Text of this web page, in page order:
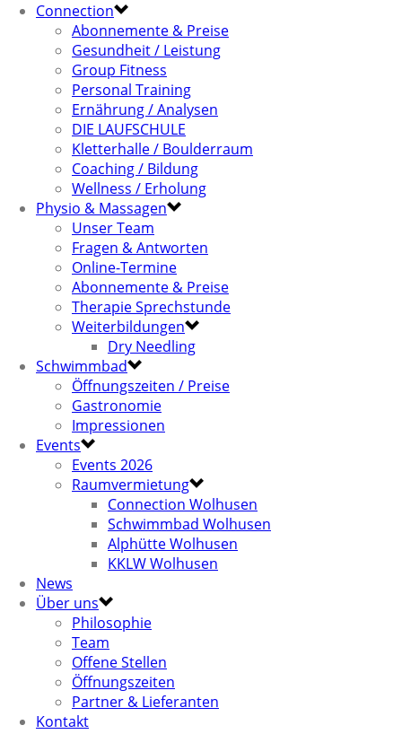
Connection
Abonnemente & Preise
Gesundheit / Leistung
Group Fitness
Personal Training
Ernährung / Analysen
DIE LAUFSCHULE
Kletterhalle / Boulderraum
Coaching / Bildung
Wellness / Erholung
Physio & Massagen
Unser Team
Fragen & Antworten
Online-Termine
Abonnemente & Preise
Therapie Sprechstunde
Weiterbildungen
Dry Needling
Schwimmbad
Öffnungszeiten / Preise
Gastronomie
Impressionen
Events
Events 2026
Raumvermietung
Connection Wolhusen
Schwimmbad Wolhusen
Alphütte Wolhusen
KKLW Wolhusen
News
Über uns
Philosophie
Team
Offene Stellen
Öffnungszeiten
Partner & Lieferanten
Kontakt